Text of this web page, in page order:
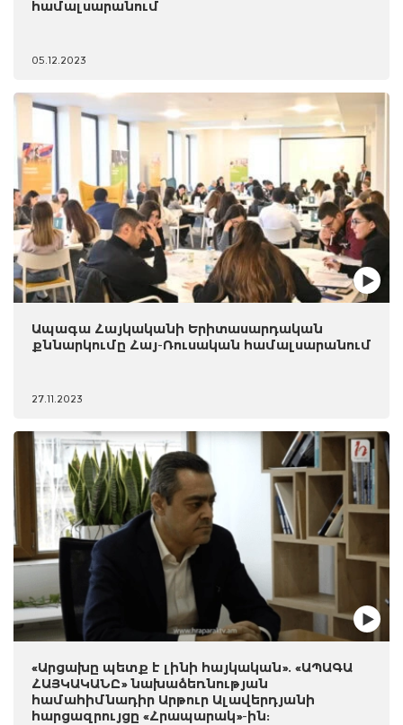
համալսարանում
05.12.2023
Ապագա Հայկականի Երիտասարդական
քննարկումը Հայ-Ռուսական համալսարանում
27.11.2023
«Արցախը պետք է լինի հայկական». «ԱՊԱԳԱ
ՀԱՅԿԱԿԱՆԸ» նախաձեռնության
համահիմնադիր Արթուր Ալավերդյանի
հարցազրույցը «Հրապարակ»-ին: